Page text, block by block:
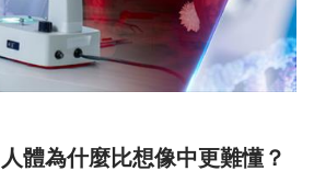
知道基因還不夠 人體為什麼比想像中更難懂？